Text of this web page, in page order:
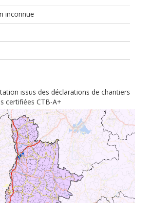
inconnue
issus des déclarations de chantiers
certifiées CTB-A+